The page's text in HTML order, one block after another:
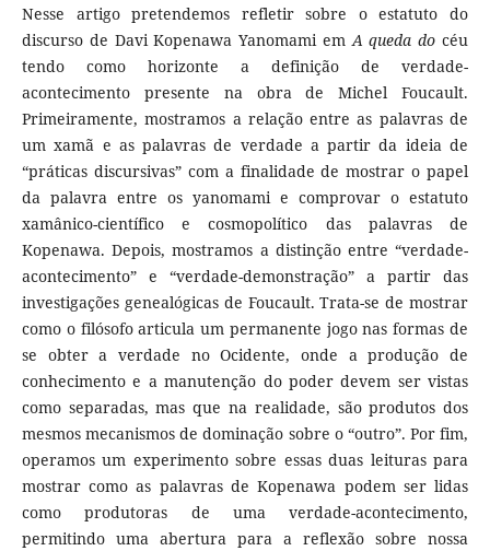
Nesse artigo pretendemos refletir sobre o estatuto do
discurso de Davi Kopenawa Yanomami emA queda docéu
tendo como horizonte a definição de verdade-
acontecimento presente na obra de Michel Foucault.
Primeiramente, mostramos a relação entre as palavras de
um xamã e as palavras de verdade a partir da ideia de
“práticas discursivas” com a finalidade de mostrar o papel
da palavra entre os yanomami e comprovar o estatuto
xamânico-científico e cosmopolítico das palavras de
Kopenawa. Depois, mostramos a distinção entre “verdade-
acontecimento” e “verdade-demonstração” a partir das
investigações genealógicas de Foucault. Trata-se de mostrar
como o filósofo articula um permanente jogo nas formas de
se obter a verdade no Ocidente, onde a produção de
conhecimento e a manutenção do poder devem ser vistas
como separadas, mas que na realidade, são produtos dos
mesmos mecanismos de dominação sobre o “outro”. Por fim,
operamos um experimento sobre essas duas leituras para
mostrar como as palavras de Kopenawa podem ser lidas
como produtoras de uma verdade-acontecimento,
permitindo uma abertura para a reflexão sobre nossa